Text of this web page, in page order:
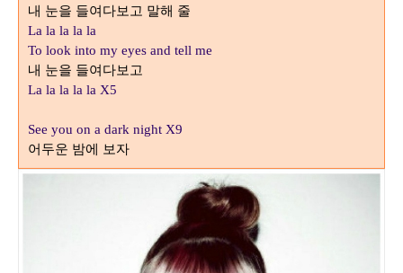
내 눈을 들여다보고 말해 줄
La la la la la
To look into my eyes and tell me
내 눈을 들여다보고
La la la la la X5
See you on a dark night X9
어두운 밤에 보자